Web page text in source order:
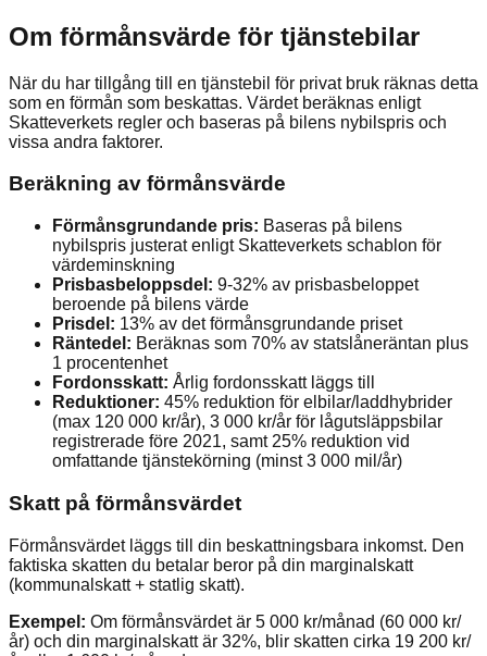
Om förmånsvärde för tjänstebilar
När du har tillgång till en tjänstebil för privat bruk räknas detta
som en förmån som beskattas. Värdet beräknas enligt
Skatteverkets regler och baseras på bilens nybilspris och
vissa andra faktorer.
Beräkning av förmånsvärde
Förmånsgrundande pris: Baseras på bilens
nybilspris justerat enligt Skatteverkets schablon för
värdeminskning
Prisbasbeloppsdel: 9-32% av prisbasbeloppet
beroende på bilens värde
Prisdel: 13% av det förmånsgrundande priset
Räntedel: Beräknas som 70% av statslåneräntan plus
1 procentenhet
Fordonsskatt: Årlig fordonsskatt läggs till
Reduktioner: 45% reduktion för elbilar/laddhybrider
(max 120 000 kr/år), 3 000 kr/år för lågutsläppsbilar
registrerade före 2021, samt 25% reduktion vid
omfattande tjänstekörning (minst 3 000 mil/år)
Skatt på förmånsvärdet
Förmånsvärdet läggs till din beskattningsbara inkomst. Den
faktiska skatten du betalar beror på din marginalskatt
(kommunalskatt + statlig skatt).
Exempel: Om förmånsvärdet är 5 000 kr/månad (60 000 kr/
år) och din marginalskatt är 32%, blir skatten cirka 19 200 kr/